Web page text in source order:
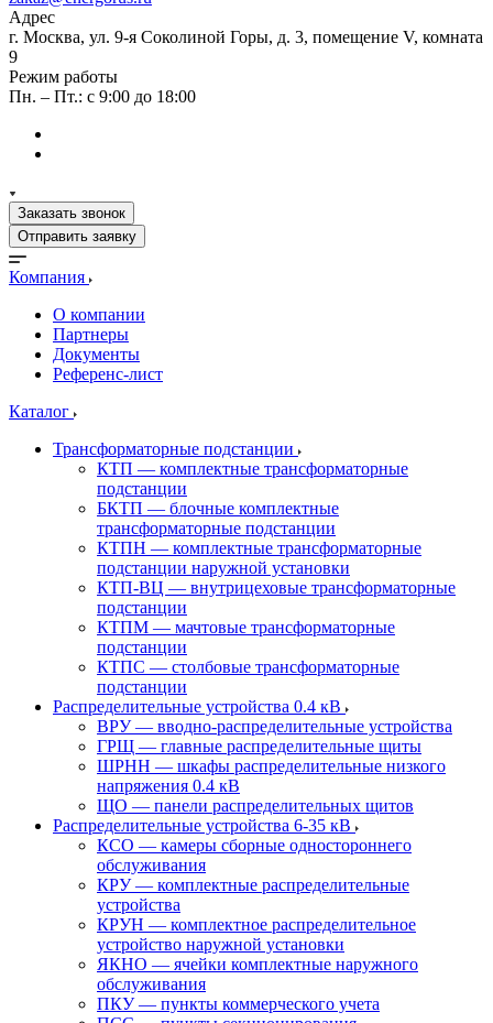
Адрес
г. Москва, ул. 9-я Соколиной Горы, д. 3, помещение V, комната
9
Режим работы
Пн. – Пт.: с 9:00 до 18:00
Заказать звонок
Отправить заявку
Компания
О компании
Партнеры
Документы
Референс-лист
Каталог
Трансформаторные подстанции
КТП — комплектные трансформаторные
подстанции
БКТП — блочные комплектные
трансформаторные подстанции
КТПН — комплектные трансформаторные
подстанции наружной установки
КТП-ВЦ — внутрицеховые трансформаторные
подстанции
КТПМ — мачтовые трансформаторные
подстанции
КТПС — столбовые трансформаторные
подстанции
Распределительные устройства 0.4 кВ
ВРУ — вводно-распределительные устройства
ГРЩ — главные распределительные щиты
ШРНН — шкафы распределительные низкого
напряжения 0.4 кВ
ЩО — панели распределительных щитов
Распределительные устройства 6-35 кВ
КСО — камеры сборные одностороннего
обслуживания
КРУ — комплектные распределительные
устройства
КРУН — комплектное распределительное
устройство наружной установки
ЯКНО — ячейки комплектные наружного
обслуживания
ПКУ — пункты коммерческого учета